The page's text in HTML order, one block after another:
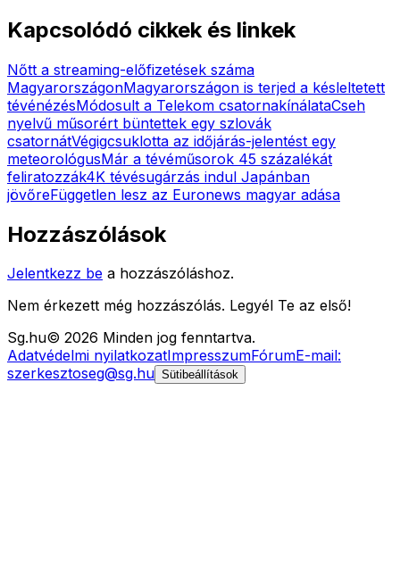
Kapcsolódó cikkek és linkek
Nőtt a streaming-előfizetések száma
MagyarországonMagyarországon is terjed a késleltetett
tévénézésMódosult a Telekom csatornakínálataCseh
nyelvű műsorért büntettek egy szlovák
csatornátVégigcsuklotta az időjárás-jelentést egy
meteorológusMár a tévéműsorok 45 százalékát
feliratozzák4K tévésugárzás indul Japánban
jövőreFüggetlen lesz az Euronews magyar adása
Hozzászólások
Jelentkezz be a hozzászóláshoz.
Nem érkezett még hozzászólás. Legyél Te az első!
Sg.hu© 2026 Minden jog fenntartva.
Adatvédelmi nyilatkozatImpresszumFórumE-mail:
szerkesztoseg@sg.hu Sütibeállítások